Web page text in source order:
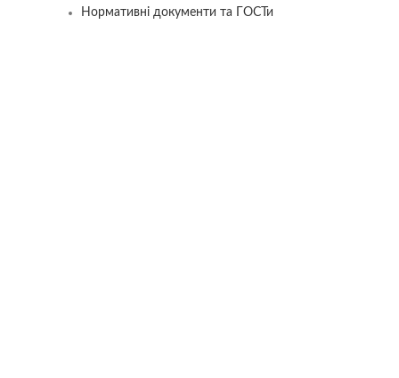
Нормативні документи та ГОСТи